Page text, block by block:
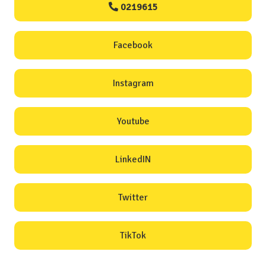
0219615
Facebook
Instagram
Youtube
LinkedIN
Twitter
TikTok